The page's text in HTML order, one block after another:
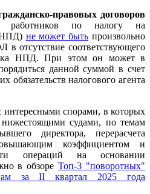
правовых договоров
работников по налогу на
не может быть произвольно
в отсутствие соответствующего
НПД. При этом он может в
данной суммой в счет
обязательств налогового агента
интересными спорами, в которых
нижестоящими судами, по темам
директора, перерасчета
коэффициентом и
операций на основании
в обзореТоп-3 "поворотных"
за II квартал 2025 года